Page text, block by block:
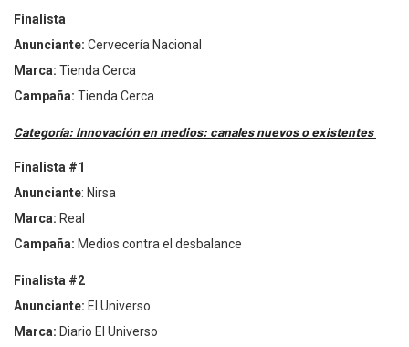
Finalista
Anunciante: Cervecería Nacional
Marca: Tienda Cerca
Campaña: Tienda Cerca
Categoría: Innovación en medios: canales nuevos o existentes
Finalista #1
Anunciante: Nirsa
Marca: Real
Campaña: Medios contra el desbalance
Finalista #2
Anunciante: El Universo
Marca: Diario El Universo